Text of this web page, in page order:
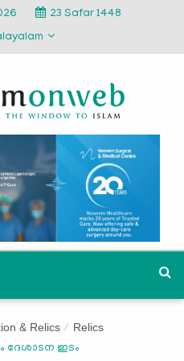
23 Safar 1448
& Relics Relics
ദേശാടന ഇടം